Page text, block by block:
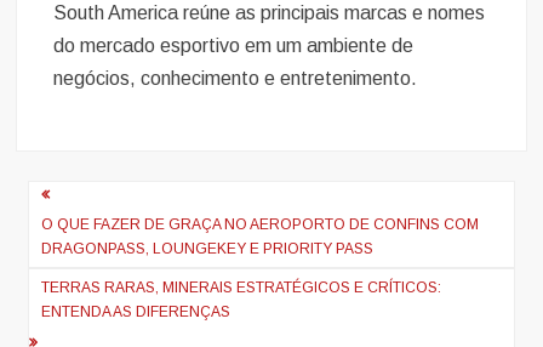
South America reúne as principais marcas e nomes
do mercado esportivo em um ambiente de
negócios, conhecimento e entretenimento.
Navegação
de
artigos
O QUE FAZER DE GRAÇA NO AEROPORTO DE CONFINS COM
DRAGONPASS, LOUNGEKEY E PRIORITY PASS
TERRAS RARAS, MINERAIS ESTRATÉGICOS E CRÍTICOS:
ENTENDA AS DIFERENÇAS